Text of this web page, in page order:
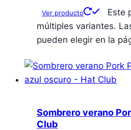
Ver producto
Este
múltiples variantes.
pueden elegir en la
Sombrero verano
Club